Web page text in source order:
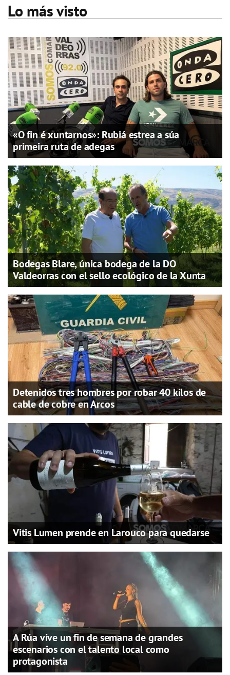
Lo más visto
«O fin é xuntarnos»: Rubiá estrea a súa
primeira ruta de adegas
Bodegas Blare, única bodega de la DO
Valdeorras con el sello ecológico de la Xunta
Detenidos tres hombres por robar 40 kilos de
cable de cobre en Arcos
Vitis Lumen prende en Larouco para quedarse
A Rúa vive un fin de semana de grandes
escenarios con el talento local como
protagonista